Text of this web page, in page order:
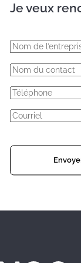
à des situations
Je veux